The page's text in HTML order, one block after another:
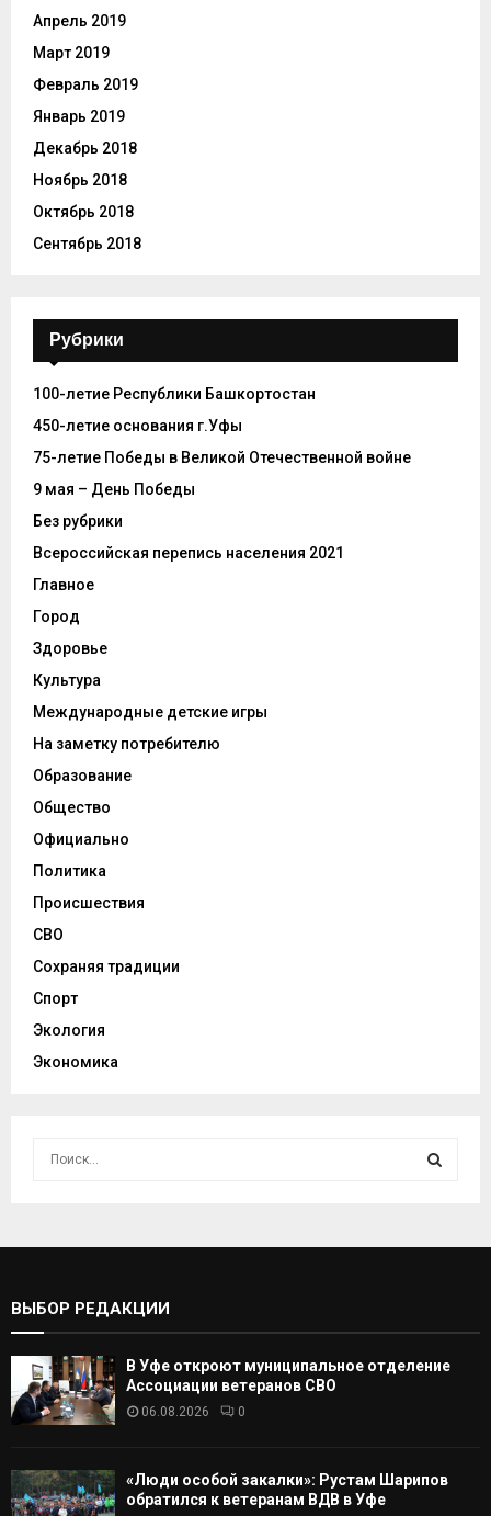
Апрель 2019
Март 2019
Февраль 2019
Январь 2019
Декабрь 2018
Ноябрь 2018
Октябрь 2018
Сентябрь 2018
Рубрики
100-летие Республики Башкортостан
450-летие основания г.Уфы
75-летие Победы в Великой Отечественной войне
9 мая – День Победы
Без рубрики
Всероссийская перепись населения 2021
Главное
Город
Здоровье
Культура
Международные детские игры
На заметку потребителю
Образование
Общество
Официально
Политика
Происшествия
СВО
Сохраняя традиции
Спорт
Экология
Экономика
С
А
ВЫБОР РЕДАКЦИИ
В Уфе откроют муниципальное отделение
Ассоциации ветеранов СВО
06.08.2026 0
«Люди особой закалки»: Рустам Шарипов
обратился к ветеранам ВДВ в Уфе